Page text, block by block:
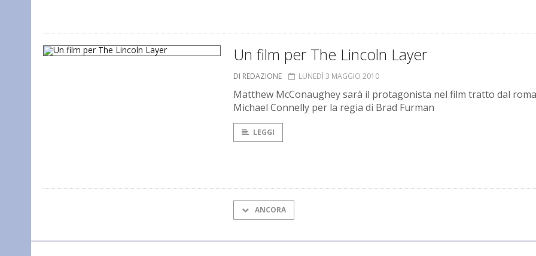
Un film per The Lincoln Layer
DI REDAZIONE LUNEDÌ 3 MAGGIO 2010
Matthew McConaughey sarà il protagonista nel film tratto dal
Michael Connelly per la regia di Brad Furman
LEGGI
ANCORA